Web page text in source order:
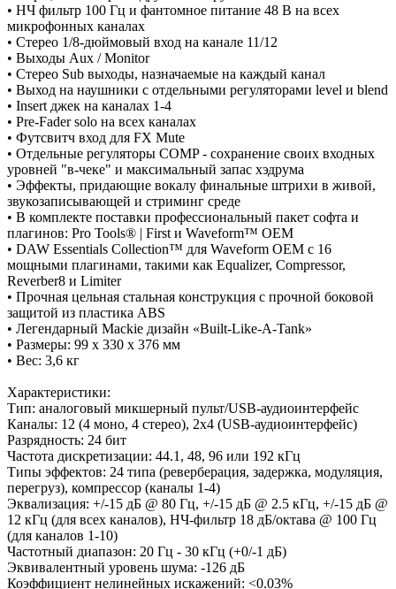
• НЧ фильтр 100 Гц и фантомное питание 48 В на всех
микрофонных каналах
• Стерео 1/8-дюймовый вход на канале 11/12
• Выходы Aux / Monitor
• Стерео Sub выходы, назначаемые на каждый канал
• Выход на наушники с отдельными регуляторами level и blend
• Insert джек на каналах 1-4
• Pre-Fader solo на всех каналах
• Футсвитч вход для FX Mute
• Отдельные регуляторы COMP - сохранение своих входных
уровней "в-чеке" и максимальный запас хэдрума
• Эффекты, придающие вокалу финальные штрихи в живой,
звукозаписывающей и стриминг среде
• В комплекте поставки профессиональный пакет софта и
плагинов: Pro Tools® | First и Waveform™ OEM
• DAW Essentials Collection™ для Waveform OEM с 16
мощными плагинами, такими как Equalizer, Compressor,
Reverber8 и Limiter
• Прочная цельная стальная конструкция с прочной боковой
защитой из пластика ABS
• Легендарный Mackie дизайн «Built-Like-A-Tank»
• Размеры: 99 х 330 х 376 мм
• Вес: 3,6 кг
Характеристики:
Тип: аналоговый микшерный пульт/USB-аудиоинтерфейс
Каналы: 12 (4 моно, 4 стерео), 2x4 (USB-аудиоинтерфейс)
Разрядность: 24 бит
Частота дискретизации: 44.1, 48, 96 или 192 кГц
Типы эффектов: 24 типа (реверберация, задержка, модуляция,
перегруз), компрессор (каналы 1-4)
Эквализация: +/-15 дБ @ 80 Гц, +/-15 дБ @ 2.5 кГц, +/-15 дБ @
12 кГц (для всех каналов), НЧ-фильтр 18 дБ/октава @ 100 Гц
(для каналов 1-10)
Частотный диапазон: 20 Гц - 30 кГц (+0/-1 дБ)
Эквивалентный уровень шума: -126 дБ
Коэффициент нелинейных искажений: <0.03%